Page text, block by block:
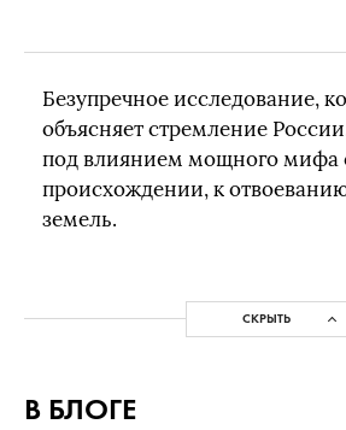
Безупречное исследование,
объясняет стремление
под влиянием мощного мифа
происхождении, к
земель.
СКРЫТЬ
В БЛОГЕ